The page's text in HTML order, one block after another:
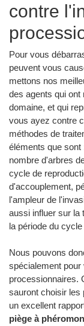
contre
Pour vous
peuvent vous
mettons nos
des agents qui
domaine, et qui
vous ayez contre
méthodes de
éléments que sont
nombre d'arbres
cycle de
d'accouplement,
l'ampleur de
aussi influer sur la
la période du
Nous pouvons
spécialement pour
processionnaires.
sauront choisir les
un excellent
piège à